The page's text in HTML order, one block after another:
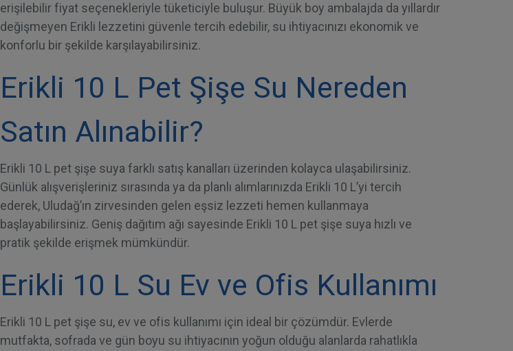
erişilebilir fiyat seçenekleriyle tüketiciyle buluşur. Büyük boy ambalajda da yıllardır
değişmeyen Erikli lezzetini güvenle tercih edebilir, su ihtiyacınızı ekonomik ve
konforlu bir şekilde karşılayabilirsiniz.
Erikli 10 L Pet Şişe Su Nereden
Satın Alınabilir?
Erikli 10 L pet şişe suya farklı satış kanalları üzerinden kolayca ulaşabilirsiniz.
Günlük alışverişleriniz sırasında ya da planlı alımlarınızda Erikli 10 L’yi tercih
ederek, Uludağ’ın zirvesinden gelen eşsiz lezzeti hemen kullanmaya
başlayabilirsiniz. Geniş dağıtım ağı sayesinde Erikli 10 L pet şişe suya hızlı ve
pratik şekilde erişmek mümkündür.
Erikli 10 L Su Ev ve Ofis Kullanımı
Erikli 10 L pet şişe su, ev ve ofis kullanımı için ideal bir çözümdür. Evlerde
mutfakta, sofrada ve gün boyu su ihtiyacının yoğun olduğu alanlarda rahatlıkla